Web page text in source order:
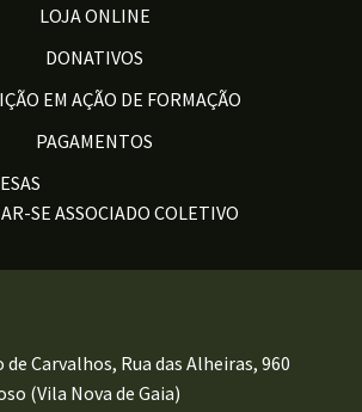
LOJA ONLINE
DONATIVOS
EM AÇÃO DE FORMAÇÃO
PAGAMENTOS
SE ASSOCIADO COLETIVO
de Carvalhos, Rua das Alheiras, 960
(Vila Nova de Gaia)